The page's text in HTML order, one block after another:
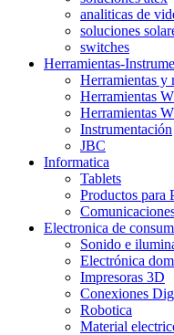
analiticas de
soluciones
switches
Herramientas-
Herramientas y
Herramientas
Herramientas
Instrumentación
JBC
Informatica
Tablets
Productos para
Electronica de
Sonido e
Electrónica
Impresoras 3D
Conexiones
Robotica
Material